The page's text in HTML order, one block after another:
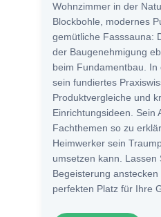
Wohnzimmer in der
Blockbohle, modernes
gemütliche Fasssauna:
der Baugenehmigung
beim Fundamentbau.
sein fundiertes
Produktvergleiche und
Einrichtungsideen. Sein
Fachthemen so zu
Heimwerker sein
umsetzen kann. Lassen
Begeisterung
perfekten Platz für Ihre